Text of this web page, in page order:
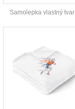
Samolepka vlastný tvar